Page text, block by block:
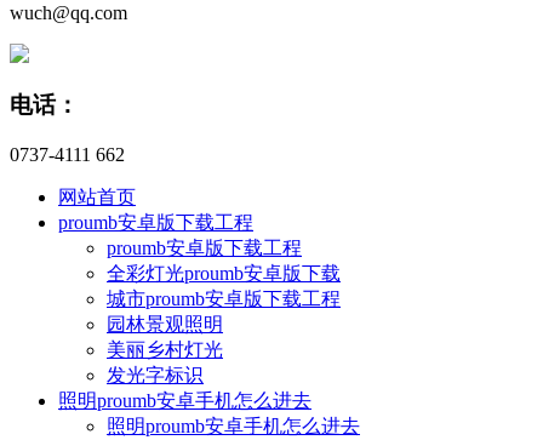
wuch@qq.com
电话：
0737-4111 662
网站首页
proumb安卓版下载工程
proumb安卓版下载工程
全彩灯光proumb安卓版下载
城市proumb安卓版下载工程
园林景观照明
美丽乡村灯光
发光字标识
照明proumb安卓手机怎么进去
照明proumb安卓手机怎么进去